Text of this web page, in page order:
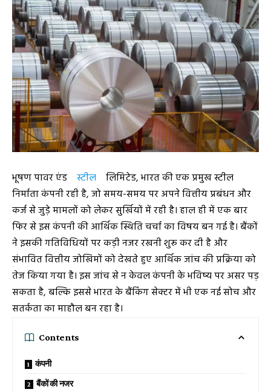
भूषण पावर एंड स्टील
लिमिटेड, भारत की एक प्रमुख स्टील
निर्माता कंपनी रही है, जो समय-समय पर अपने वित्तीय प्रबंधन और
कर्ज से जुड़े मामलों को लेकर सुर्खियों में रही है। हाल ही में एक बार
फिर से इस कंपनी की आर्थिक स्थिति चर्चा का विषय बन गई है। बैंकों
ने इसकी गतिविधियों पर कड़ी नजर रखनी शुरू कर दी है और
संभावित वित्तीय जोखिमों को देखते हुए आर्थिक जांच की प्रक्रिया को
तेज किया गया है। इस जांच से न केवल कंपनी के भविष्य पर असर पड़
सकता है, बल्कि इससे भारत के बैंकिंग सेक्टर में भी एक नई सोच और
सतर्कता का माहौल बन रहा है।
Contents
कंपनी
बैंकों की नजर